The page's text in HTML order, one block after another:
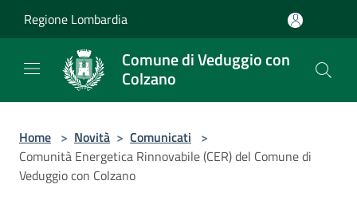
Regione Lombardia
Comune di Veduggio con
Colzano
Home > Novità > Comunicati >
Comunità Energetica Rinnovabile (CER) del Comune di
Veduggio con Colzano